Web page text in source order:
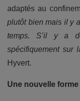
adaptés au
plutôt bien mais il y
temps. S’il y a
spécifiquement sur
Hyvert.
Une nouvelle